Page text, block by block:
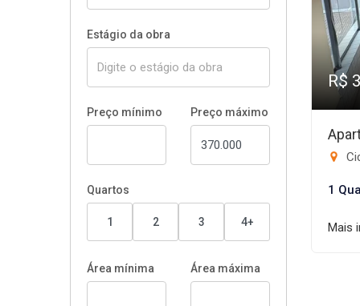
Estágio da obra
Preço mínimo Preço máximo
Quartos
1 2 3 4+
Área mínima Área máxima
R$
1
Mais